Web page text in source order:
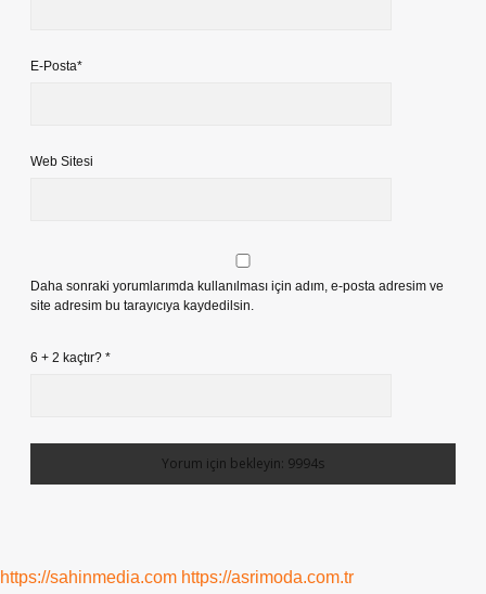
E-Posta*
Web Sitesi
Daha sonraki yorumlarımda kullanılması için adım, e-posta adresim ve
site adresim bu tarayıcıya kaydedilsin.
6 + 2 kaçtır? *
https://sahinmedia.com https://asrimoda.com.tr